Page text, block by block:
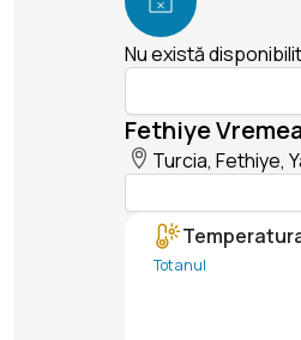
Nu există
Fethiye
Turcia, Fethiye,
Tot anul